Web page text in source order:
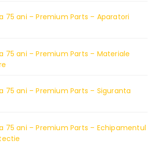
75 ani – Premium Parts – Aparatori
75 ani – Premium Parts – Materiale
75 ani – Premium Parts – Siguranta
75 ani – Premium Parts – Echipamentul